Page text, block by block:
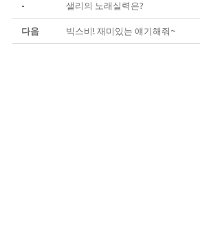
- 샐리의 노래실력은?
다음 빅스비! 재미있는 얘기해줘~